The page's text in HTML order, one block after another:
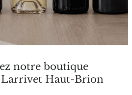
notre boutique
Larrivet Haut-Brion